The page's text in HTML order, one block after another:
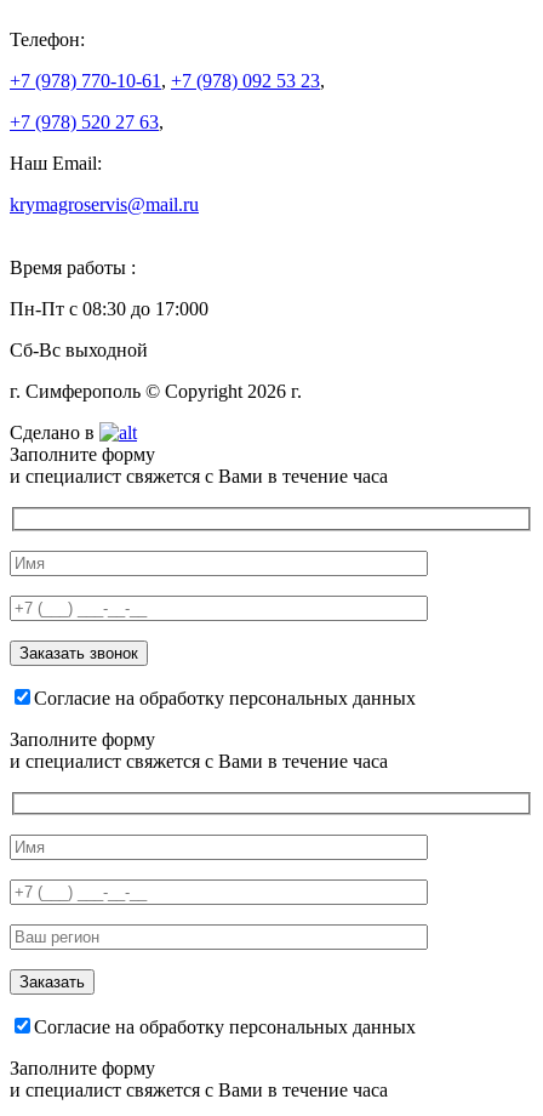
Телефон:
+7 (978) 770-10-61 , +7 (978) 092 53 23,
+7 (978) 520 27 63,
Наш Email:
krymagroservis@mail.ru
Время работы :
Пн-Пт с 08:30 до 17:000
Сб-Вс выходной
г. Симферополь © Copyright 2026 г.
Сделано в
Заполните форму
и специалист свяжется с Вами в течение часа
Согласие на обработку персональных данных
Заполните форму
и специалист свяжется с Вами в течение часа
Согласие на обработку персональных данных
Заполните форму
и специалист свяжется с Вами в течение часа